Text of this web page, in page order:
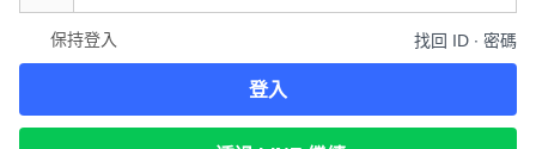
保持登入 找回 ID ∙ 密碼
登入